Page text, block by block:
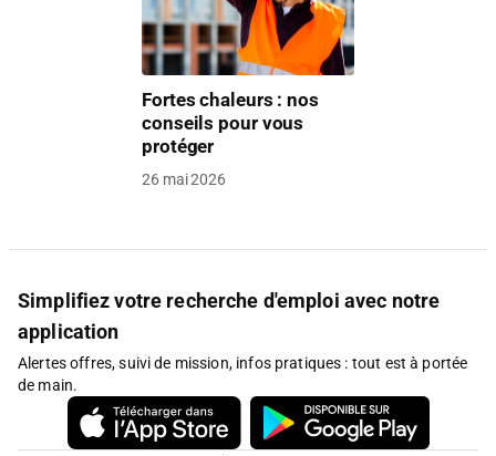
Fortes chaleurs : nos
conseils pour vous
protéger
26 mai 2026